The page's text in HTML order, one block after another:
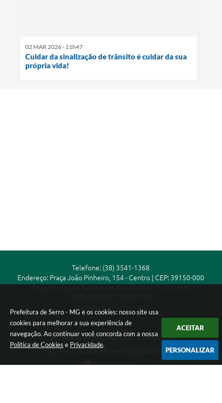
Prefeitura de Serro - MG e os cookies: nosso site usa
cookies para melhorar a sua experiência de
navegação. Ao continuar você concorda com a nossa
Política de Cookies e Privacidade.
ACEITAR
PERSONALIZAR
02 MAR 2026 - 11h47
Cuidar da sinalização de trânsito é cuidar da sua
própria vida!
Telefone: (38) 3541-1368
Endereço: Praça João Pinheiro, 154 - Centro | CEP: 39150-000
Versão do Sistema:3.5.3 - 19/06/2026
05/08/2026 14:50
Dados Abertos